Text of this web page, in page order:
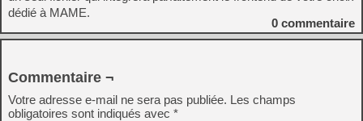
dédié à MAME.
0 commentaire
Commentaire ¬
Votre adresse e-mail ne sera pas publiée. Les champs
obligatoires sont indiqués avec *